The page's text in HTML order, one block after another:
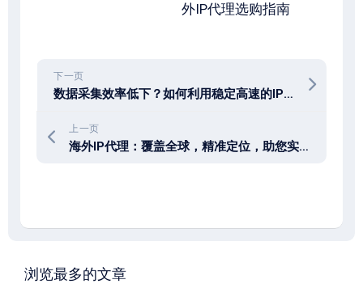
外IP代理选购指南
下一页
数据采集效率低下？如何利用稳定高速的IP代理加速爬虫？
上一页
海外IP代理：覆盖全球，精准定位，助您实现精准营销！
浏览最多的文章